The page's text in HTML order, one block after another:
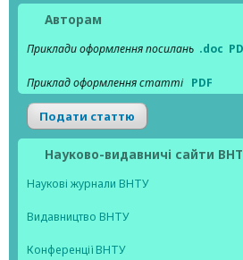
Авторам
Приклади оформлення посилань .doc
Приклад оформлення статті PDF
Подати статтю
Науково-видавничі сайти
Наукові журнали ВНТУ
Видавництво ВНТУ
Конференції ВНТУ